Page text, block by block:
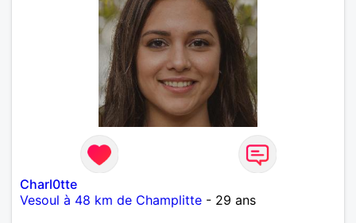
Charl0tte
Vesoul à 48 km de Champlitte - 29 ans